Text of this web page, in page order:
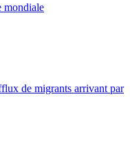
mondiale
de migrants arrivant par